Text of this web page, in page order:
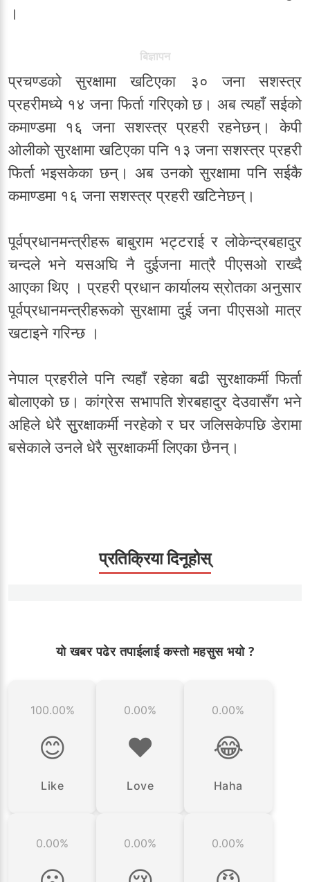
।
बिज्ञापन
प्रचण्डको सुरक्षामा खटिएका ३० जना सशस्त्र
प्रहरीमध्ये १४ जना फिर्ता गरिएको छ। अब त्यहाँ सईको
कमाण्डमा १६ जना सशस्त्र प्रहरी रहनेछन्। केपी
ओलीको सुरक्षामा खटिएका पनि १३ जना सशस्त्र प्रहरी
फिर्ता भइसकेका छन्। अब उनको सुरक्षामा पनि सईकै
कमाण्डमा १६ जना सशस्त्र प्रहरी खटिनेछन्।
पूर्वप्रधानमन्त्रीहरू बाबुराम भट्टराई र लोकेन्द्रबहादुर
चन्दले भने यसअघि नै दुईजना मात्रै पीएसओ राख्दै
आएका थिए । प्रहरी प्रधान कार्यालय स्रोतका अनुसार
पूर्वप्रधानमन्त्रीहरूको सुरक्षामा दुई जना पीएसओ मात्र
खटाइने गरिन्छ ।
नेपाल प्रहरीले पनि त्यहाँ रहेका बढी सुरक्षाकर्मी फिर्ता
बोलाएको छ। कांग्रेस सभापति शेरबहादुर देउवासँग भने
अहिले धेरै सुुरक्षाकर्मी नरहेको र घर जलिसकेपछि डेरामा
बसेकाले उनले धेरै सुरक्षाकर्मी लिएका छैनन्।
प्रतिक्रिया दिनूहोस्
यो खबर पढेर तपाईलाई कस्तो महसुस भयो ?
100.00%
😊
Like
0.00%
❤️
Love
0.00%
😂
Haha
0.00% 0.00% 0.00%